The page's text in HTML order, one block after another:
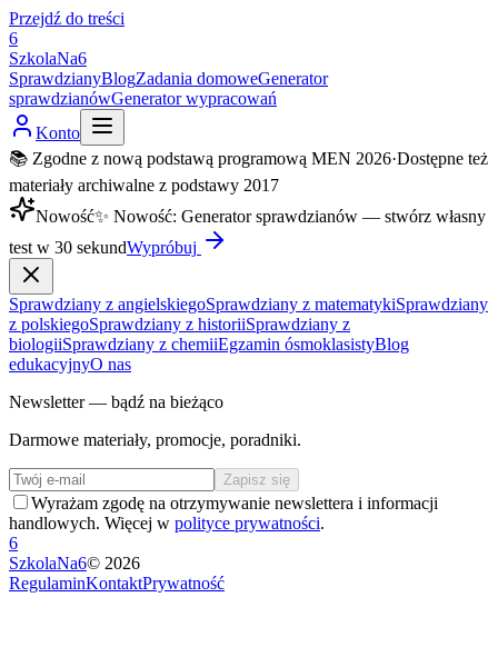
Przejdź do treści
6
SzkolaNa6
SprawdzianyBlogZadania domoweGenerator
sprawdzianówGenerator wypracowań
Konto
📚 Zgodne z nową podstawą programową MEN 2026·Dostępne też
materiały archiwalne z podstawy 2017
Nowość✨ Nowość: Generator sprawdzianów — stwórz własny
test w 30 sekundWypróbuj
Sprawdziany z angielskiegoSprawdziany z matematykiSprawdziany
z polskiegoSprawdziany z historiiSprawdziany z
biologiiSprawdziany z chemiiEgzamin ósmoklasistyBlog
edukacyjnyO nas
Newsletter — bądź na bieżąco
Darmowe materiały, promocje, poradniki.
Zapisz się
Wyrażam zgodę na otrzymywanie newslettera i informacji
handlowych. Więcej w polityce prywatności.
6
SzkolaNa6© 2026
RegulaminKontaktPrywatność